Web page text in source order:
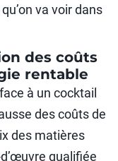
va voir dans
des coûts
rentable
à un cocktail
des coûts de
des matières
qualifiée